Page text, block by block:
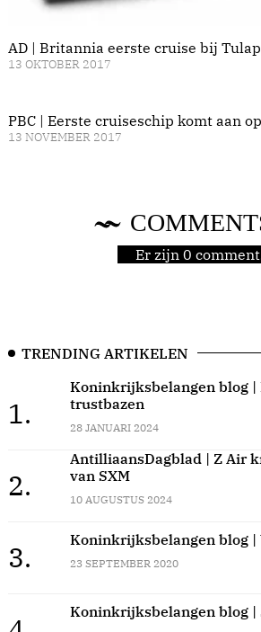
AD | Britannia eerste cruise bij
13 OKTOBER 2017
PBC | Eerste cruiseschip komt aan
13 NOVEMBER 2017
Er zijn 0
TRENDING ARTIKELEN
1.
Koninkrijksbelangen blog |
trustbazen
28 JANUARI 2024
2.
AntilliaansDagblad | Z Air
van SXM
10 AUGUSTUS 2024
3.
Koninkrijksbelangen blog |
23 SEPTEMBER 2020
Koninkrijksbelangen blog |